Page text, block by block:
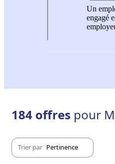
Un
engagé
184 offres pour
Trier par Pertinence